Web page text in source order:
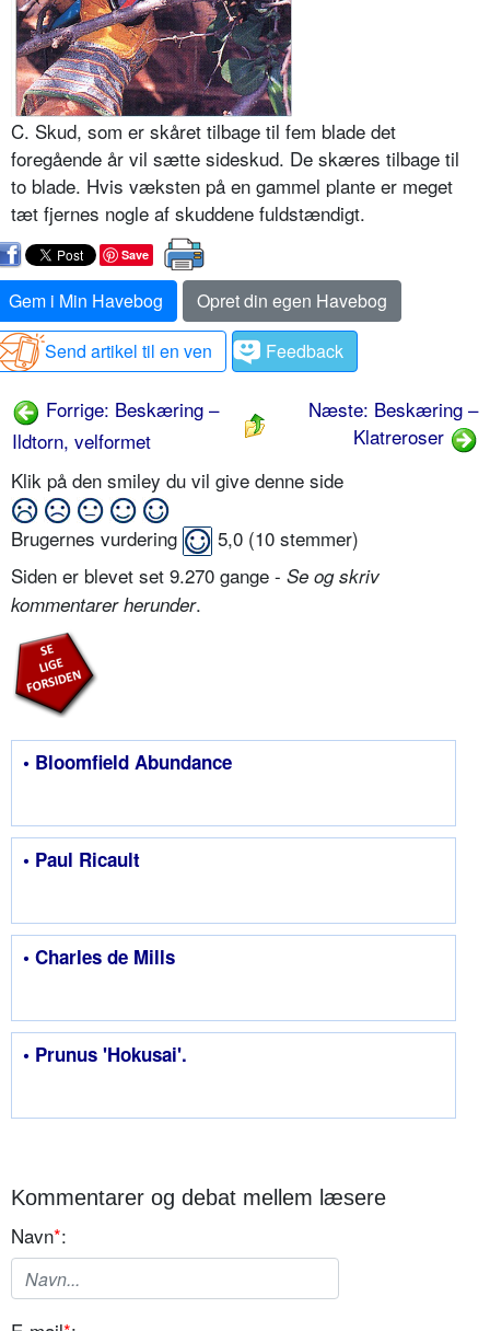
C. Skud, som er skåret tilbage til fem blade det
foregående år vil sætte sideskud. De skæres tilbage til
to blade. Hvis væksten på en gammel plante er meget
tæt fjernes nogle af skuddene fuldstændigt.
Save
Gem i Min Havebog
Opret din egen Havebog
Send artikel til en ven
Feedback
Forrige: Beskæring –
Ildtorn, velformet
Næste: Beskæring –
Klatreroser
Klik på den smiley du vil give denne side
Brugernes vurdering 5,0 (10 stemmer)
Siden er blevet set 9.270 gange - Se og skriv
kommentarer herunder.
• Bloomfield Abundance
• Paul Ricault
• Charles de Mills
• Prunus 'Hokusai'.
Kommentarer og debat mellem læsere
Navn*: